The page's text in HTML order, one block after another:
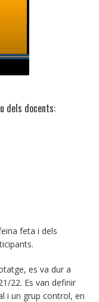
dels docents:
feta i dels
es va dur a
22. Es van definir
i un grup control, en